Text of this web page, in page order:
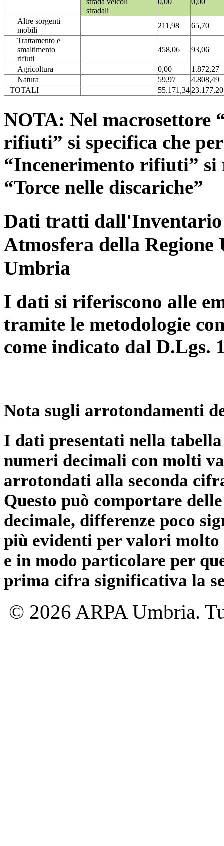
stradali
Altre sorgenti
mobili
211,98
65,70
Trattamento e
smaltimento
rifiuti
458,06 93,06
Agricoltura 0,00
1.872,27
Natura
59,97
4.808,49
TOTALI
55.171,3423.177,20
NOTA: Nel macrosettore
rifiuti” si specifica che
“Incenerimento rifiuti”
“Torce nelle discariche”
Dati tratti dall'Inventario
Atmosfera della
Umbria
I dati si riferiscono alle
tramite le metodologie
come indicato dal D.Lgs.
Nota sugli arrotondamenti
I dati presentati nella
numeri decimali con molti
arrotondati alla seconda
Questo può comportare
decimale, differenze poco
più evidenti per valori
e in modo particolare per
prima cifra significativa la
© 2026 ARPA Umbria.